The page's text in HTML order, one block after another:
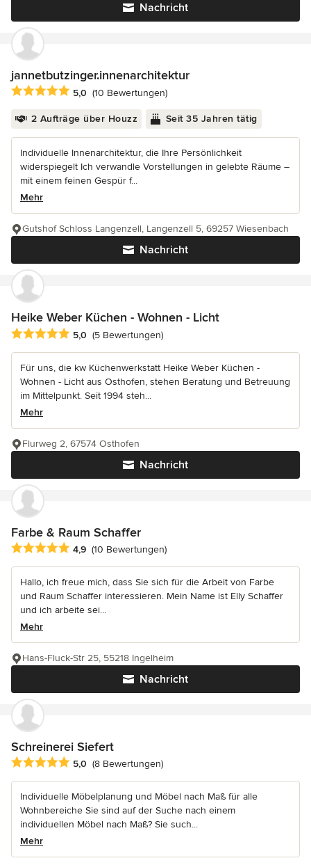
Nachricht
jannetbutzinger.innenarchitektur
Durchschnittliche Bewertung: 5 von 5 Sternen
5,0 (10 Bewertungen)
2 Aufträge über Houzz Seit 35 Jahren tätig
Individuelle Innenarchitektur, die Ihre Persönlichkeit
widerspiegelt Ich verwandle Vorstellungen in gelebte Räume –
mit einem feinen Gespür f...
Mehr
Nachricht
Gutshof Schloss Langenzell, Langenzell 5, 69257 Wiesenbach
Heike Weber Küchen - Wohnen - Licht
Durchschnittliche Bewertung: 5 von 5 Sternen
5,0 (5 Bewertungen)
Für uns, die kw Küchenwerkstatt Heike Weber Küchen -
Wohnen - Licht aus Osthofen, stehen Beratung und Betreuung
im Mittelpunkt. Seit 1994 steh...
Mehr
Nachricht
Flurweg 2, 67574 Osthofen
Farbe & Raum Schaffer
Durchschnittliche Bewertung: 4.9 von 5 Sternen
4,9 (10 Bewertungen)
Hallo, ich freue mich, dass Sie sich für die Arbeit von Farbe
und Raum Schaffer interessieren. Mein Name ist Elly Schaffer
und ich arbeite sei...
Mehr
Nachricht
Hans-Fluck-Str 25, 55218 Ingelheim
Schreinerei Siefert
Durchschnittliche Bewertung: 5 von 5 Sternen
5,0 (8 Bewertungen)
Individuelle Möbelplanung und Möbel nach Maß für alle
Wohnbereiche Sie sind auf der Suche nach einem
individuellen Möbel nach Maß? Sie such...
Mehr